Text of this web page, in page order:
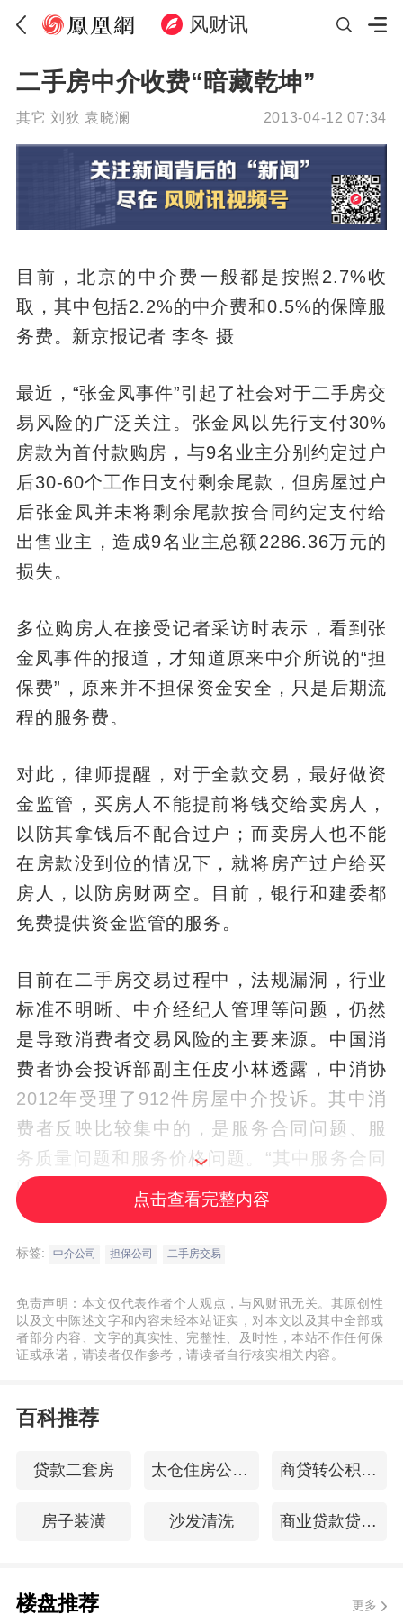
风财讯
二手房中介收费“暗藏乾坤”
其它 刘狄 袁晓澜 2013-04-12 07:34
目前，北京的中介费一般都是按照2.7%收
取，其中包括2.2%的中介费和0.5%的保障服
务费。新京报记者 李冬 摄
最近，“张金凤事件”引起了社会对于二手房交
易风险的广泛关注。张金凤以先行支付30%
房款为首付款购房，与9名业主分别约定过户
后30-60个工作日支付剩余尾款，但房屋过户
后张金凤并未将剩余尾款按合同约定支付给
出售业主，造成9名业主总额2286.36万元的
损失。
多位购房人在接受记者采访时表示，看到张
金凤事件的报道，才知道原来中介所说的“担
保费”，原来并不担保资金安全，只是后期流
程的服务费。
对此，律师提醒，对于全款交易，最好做资
金监管，买房人不能提前将钱交给卖房人，
以防其拿钱后不配合过户；而卖房人也不能
在房款没到位的情况下，就将房产过户给买
房人，以防房财两空。目前，银行和建委都
免费提供资金监管的服务。
目前在二手房交易过程中，法规漏洞，行业
标准不明晰、中介经纪人管理等问题，仍然
是导致消费者交易风险的主要来源。中国消
费者协会投诉部副主任皮小林透露，中消协
2012年受理了912件房屋中介投诉。其中消
费者反映比较集中的，是服务合同问题、服
务质量问题和服务价格问题。“其中服务合同
问题占51.6%，消费者在支付了中介费后，
中介公司没有如期提供服务，甚至中介一房
多卖，一房多租的事情时有发生。”
- 记者调查
中介变相提高收费“不超2%”形同虚设
据了解，现在中介费一般都是按照总房款的
的保障服务费(担保费)。而令不少购房者感到
来说流程完全是一样的，为什么不能按照成
点击查看完整内容
标签: 中介公司 担保公司 二手房交易
免责声明：本文仅代表作者个人观点，与风财讯无关。其原创性
以及文中陈述文字和内容未经本站证实，对本文以及其中全部或
者部分内容、文字的真实性、完整性、及时性，本站不作任何保
证或承诺，请读者仅作参考，请读者自行核实相关内容。
百科推荐
贷款二套房 太仓住房公积金查询 商贷转公积金贷款
房子装潢 沙发清洗 商业贷款贷款条件
楼盘推荐 更多